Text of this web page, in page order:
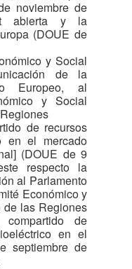
noviembre de
abierta y la
(DOUE de
y Social
de la
Europeo, al
y Social
de recursos
en el mercado
(DOUE de 9
respecto la
al Parlamento
Económico y
las Regiones
de
en el
septiembre de